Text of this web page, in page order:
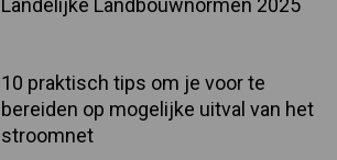
Landelijke Landbouwnormen 2025
10 praktisch tips om je voor te
bereiden op mogelijke uitval van het
stroomnet